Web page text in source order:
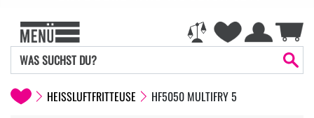
HEISSLUFTFRITTEUSE HF5050 MULTIFRY 5